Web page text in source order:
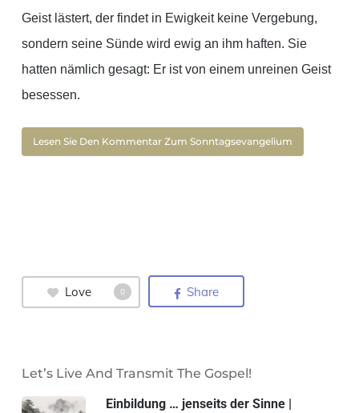
Geist lästert, der findet in Ewigkeit keine Vergebung,
sondern seine Sünde wird ewig an ihm haften. Sie
hatten nämlich gesagt: Er ist von einem unreinen Geist
besessen.
Lesen Sie Den Kommentar Zum Sonntagsevangelium
Love 0 Share
Let’s Live And Transmit The Gospel!
Einbildung … jenseits der Sinne |